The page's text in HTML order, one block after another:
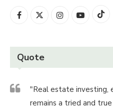
Quote
"Real estate investing,
remains a tried and